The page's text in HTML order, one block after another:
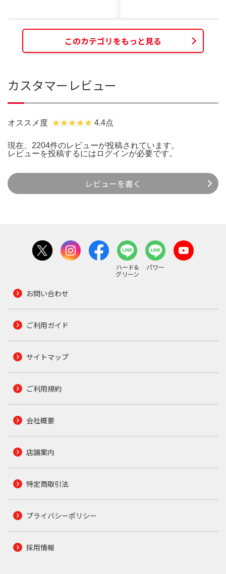
このカテゴリをもっと見る
カスタマーレビュー
オススメ度 4.4点
現在、2204件のレビューが投稿されています。
レビューを投稿するには ログインが必要です。
レビューを書く
ハード&
グリーン
パワー
お問い合わせ
ご利用ガイド
サイトマップ
ご利用規約
会社概要
店舗案内
特定商取引法
プライバシーポリシー
採用情報